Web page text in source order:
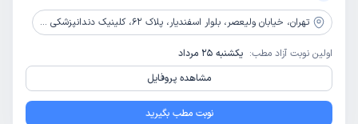
تهران، خیابان ولیعصر، بلوار اسفندیار، پلاک 62، کلینیک دندانپزشکی رایا دنتال
اولین نوبت آزاد مطب: یکشنبه 25 مرداد
مشاهده پروفایل
نوبت مطب بگیرید